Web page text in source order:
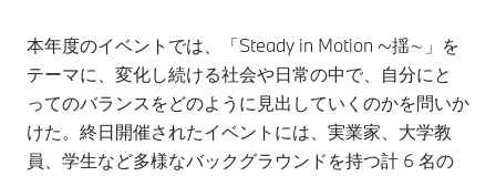
本年度のイベントでは、「Steady in Motion ~揺∼」を
テーマに、変化し続ける社会や日常の中で、自分にと
ってのバランスをどのように見出していくのかを問いか
けた。終日開催されたイベントには、実業家、大学教
員、学生など多様なバックグラウンドを持つ計 6 名の